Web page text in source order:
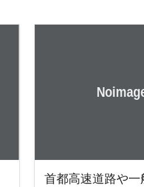
首都高速道路や